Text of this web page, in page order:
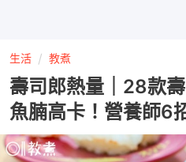
生活 教煮
壽司郎熱量｜28款
魚腩高卡！營養師6